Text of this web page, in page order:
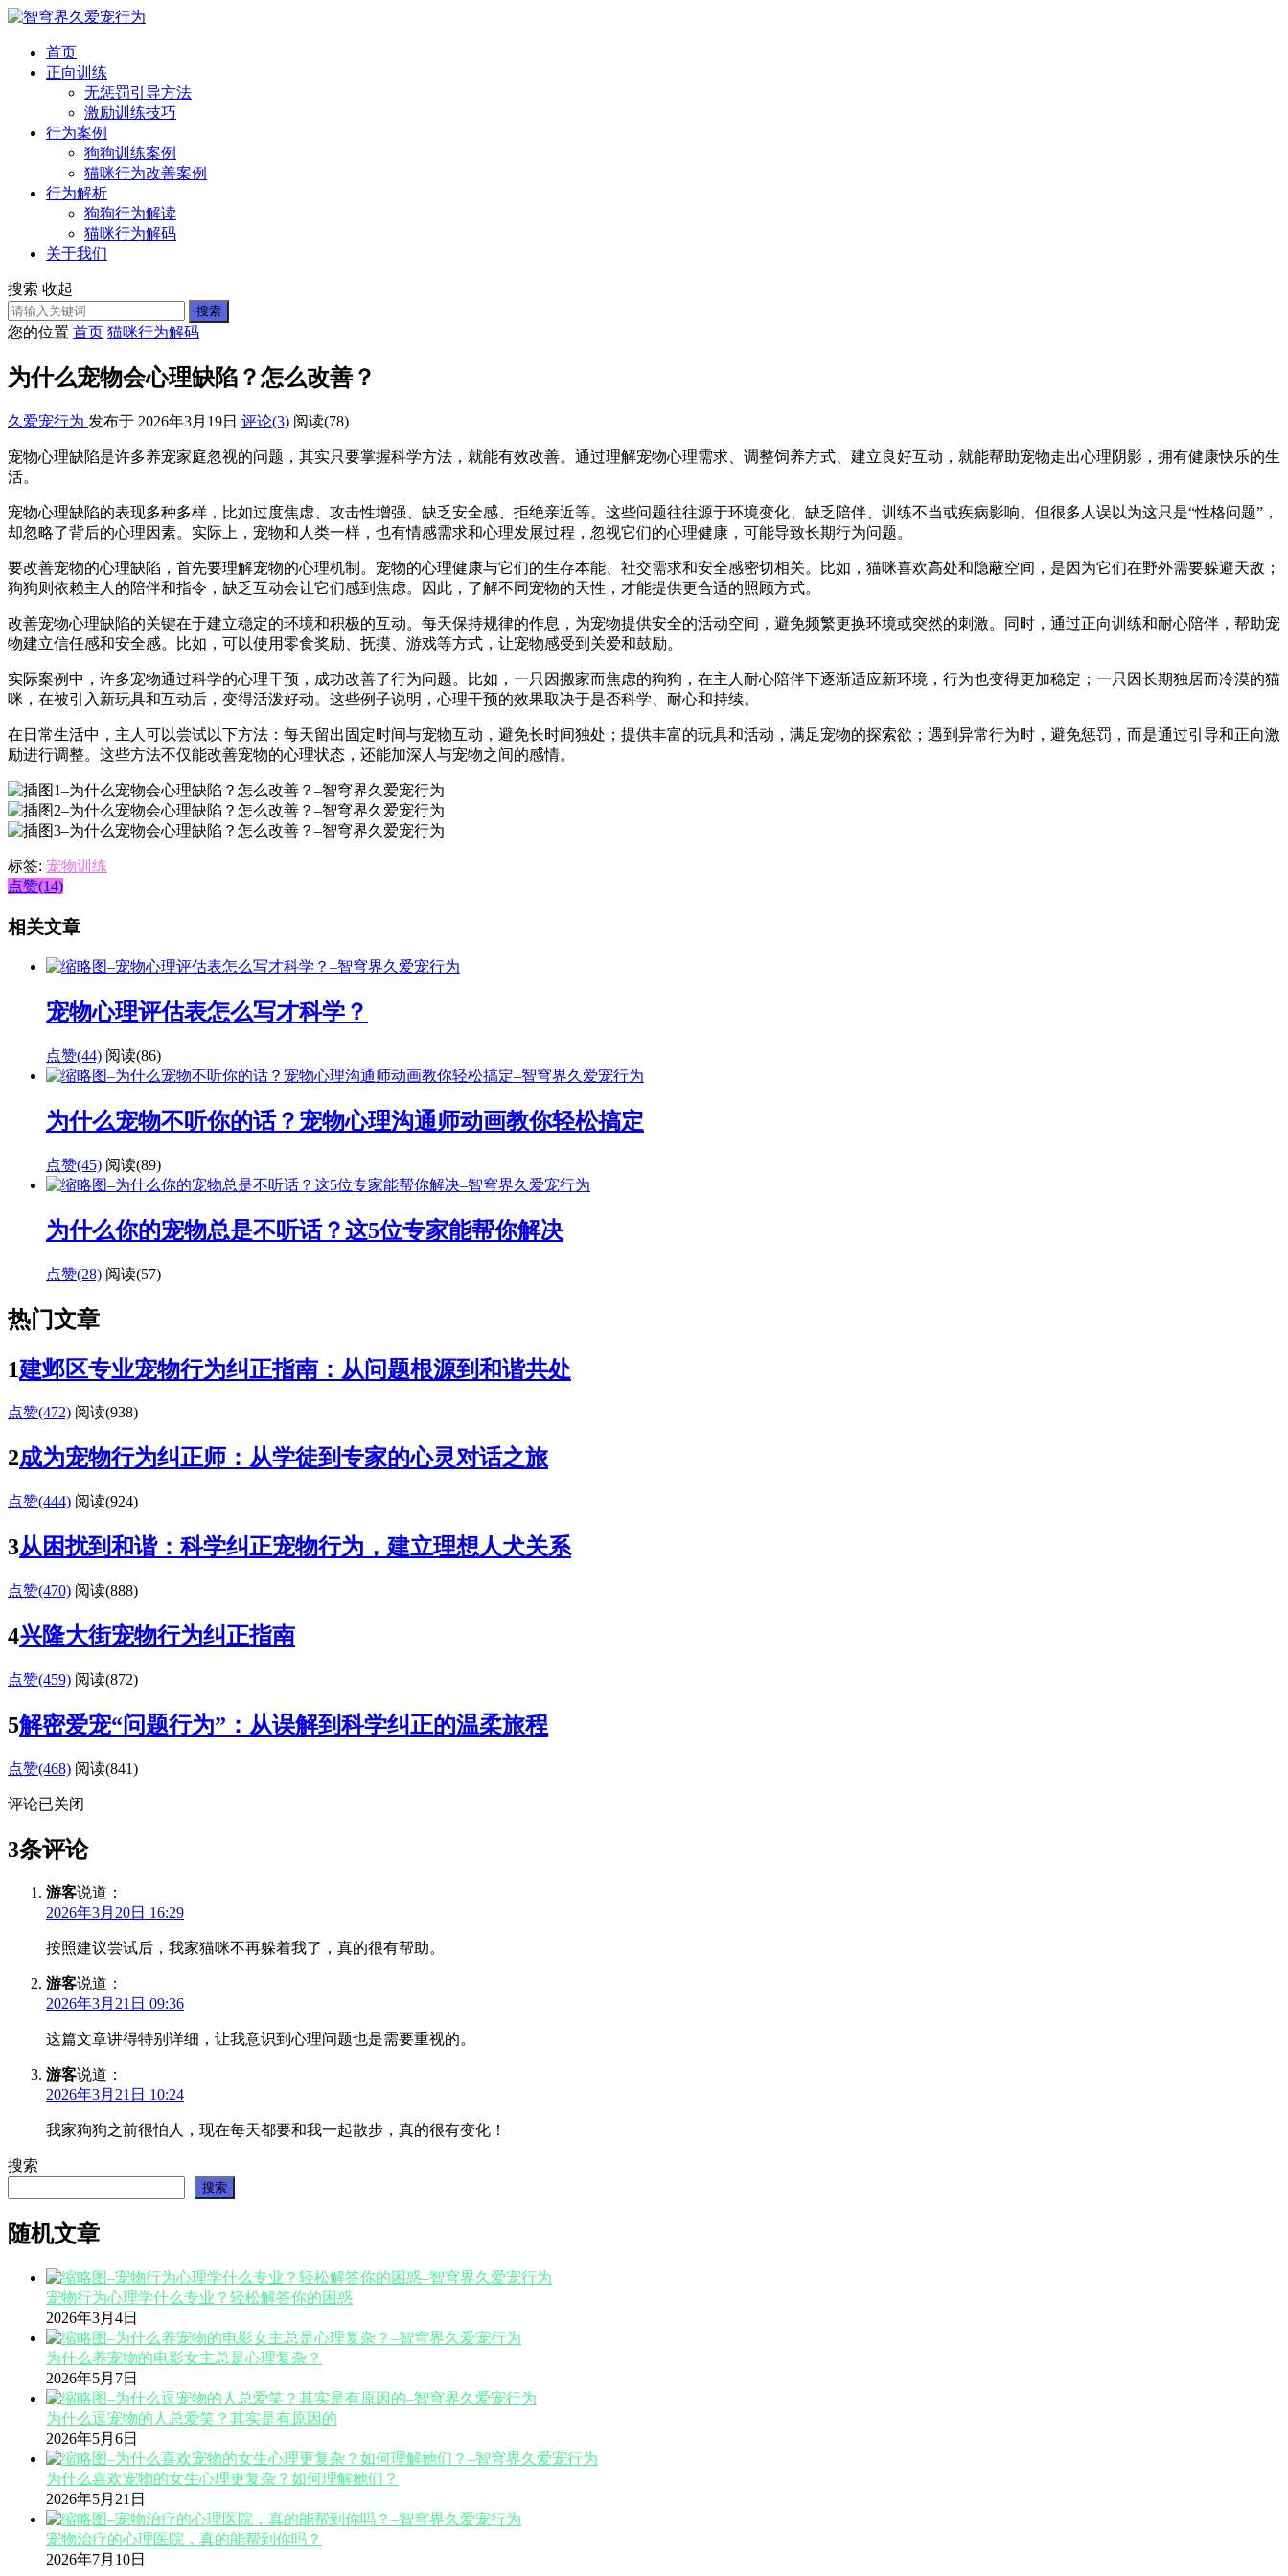
首页
正向训练
无惩罚引导方法
激励训练技巧
行为案例
狗狗训练案例
猫咪行为改善案例
行为解析
狗狗行为解读
猫咪行为解码
关于我们
搜索 收起
搜索
您的位置 首页 猫咪行为解码
为什么宠物会心理缺陷？怎么改善？
久爱宠行为 发布于 2026年3月19日 评论(3) 阅读(78)
宠物心理缺陷是许多养宠家庭忽视的问题，其实只要掌握科学方法，就能有效改善。通过理解宠物心理需求、调整饲养方式、建立良好互动，就能帮助宠物走出心理阴影，拥有健康快乐的生
活。
宠物心理缺陷的表现多种多样，比如过度焦虑、攻击性增强、缺乏安全感、拒绝亲近等。这些问题往往源于环境变化、缺乏陪伴、训练不当或疾病影响。但很多人误以为这只是“性格问题”，
却忽略了背后的心理因素。实际上，宠物和人类一样，也有情感需求和心理发展过程，忽视它们的心理健康，可能导致长期行为问题。
要改善宠物的心理缺陷，首先要理解宠物的心理机制。宠物的心理健康与它们的生存本能、社交需求和安全感密切相关。比如，猫咪喜欢高处和隐蔽空间，是因为它们在野外需要躲避天敌；
狗狗则依赖主人的陪伴和指令，缺乏互动会让它们感到焦虑。因此，了解不同宠物的天性，才能提供更合适的照顾方式。
改善宠物心理缺陷的关键在于建立稳定的环境和积极的互动。每天保持规律的作息，为宠物提供安全的活动空间，避免频繁更换环境或突然的刺激。同时，通过正向训练和耐心陪伴，帮助宠
物建立信任感和安全感。比如，可以使用零食奖励、抚摸、游戏等方式，让宠物感受到关爱和鼓励。
实际案例中，许多宠物通过科学的心理干预，成功改善了行为问题。比如，一只因搬家而焦虑的狗狗，在主人耐心陪伴下逐渐适应新环境，行为也变得更加稳定；一只因长期独居而冷漠的猫
咪，在被引入新玩具和互动后，变得活泼好动。这些例子说明，心理干预的效果取决于是否科学、耐心和持续。
在日常生活中，主人可以尝试以下方法：每天留出固定时间与宠物互动，避免长时间独处；提供丰富的玩具和活动，满足宠物的探索欲；遇到异常行为时，避免惩罚，而是通过引导和正向激
励进行调整。这些方法不仅能改善宠物的心理状态，还能加深人与宠物之间的感情。
标签: 宠物训练
点赞(14)
相关文章
宠物心理评估表怎么写才科学？
点赞(44) 阅读(86)
为什么宠物不听你的话？宠物心理沟通师动画教你轻松搞定
点赞(45) 阅读(89)
为什么你的宠物总是不听话？这5位专家能帮你解决
点赞(28) 阅读(57)
热门文章
1建邺区专业宠物行为纠正指南：从问题根源到和谐共处
点赞(472) 阅读(938)
2成为宠物行为纠正师：从学徒到专家的心灵对话之旅
点赞(444) 阅读(924)
3从困扰到和谐：科学纠正宠物行为，建立理想人犬关系
点赞(470) 阅读(888)
4兴隆大街宠物行为纠正指南
点赞(459) 阅读(872)
5解密爱宠“问题行为”：从误解到科学纠正的温柔旅程
点赞(468) 阅读(841)
评论已关闭
3条评论
游客说道：
2026年3月20日 16:29
按照建议尝试后，我家猫咪不再躲着我了，真的很有帮助。
游客说道：
2026年3月21日 09:36
这篇文章讲得特别详细，让我意识到心理问题也是需要重视的。
游客说道：
2026年3月21日 10:24
我家狗狗之前很怕人，现在每天都要和我一起散步，真的很有变化！
搜索
搜索
随机文章
宠物行为心理学什么专业？轻松解答你的困惑
2026年3月4日
为什么养宠物的电影女主总是心理复杂？
2026年5月7日
为什么逗宠物的人总爱笑？其实是有原因的
2026年5月6日
为什么喜欢宠物的女生心理更复杂？如何理解她们？
2026年5月21日
宠物治疗的心理医院，真的能帮到你吗？
2026年7月10日